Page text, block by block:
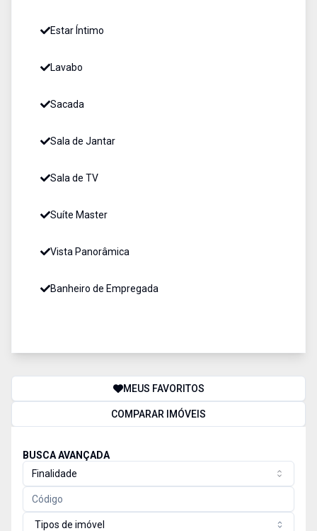
Estar Íntimo
Lavabo
Sacada
Sala de Jantar
Sala de TV
Suíte Master
Vista Panorâmica
Banheiro de Empregada
MEUS FAVORITOS
COMPARAR IMÓVEIS
BUSCA AVANÇADA
Finalidade
Tipos de imóvel